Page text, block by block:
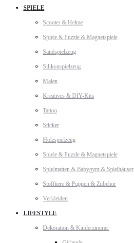
SPIELE
Scooter & Helme
Spiele & Puzzle & Magnetspiele
Sandspielzeug
Silikonspielzeug
Malen
Kreatives & DIY-Kits
Tattoo
Sticker
Holzspielzeug
Spiele & Puzzle & Magnetspiele
Spielmatten & Babygym & Spielhäuser
Stofftiere & Puppen & Zubehör
Verkleiden
LIFESTYLE
Dekoration & Kinderzimmer